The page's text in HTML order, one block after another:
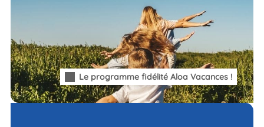
Le programme fidélité Aloa Vacances !